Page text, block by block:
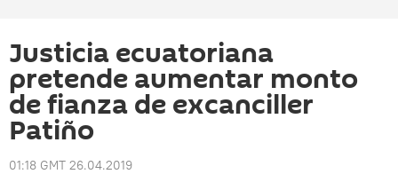
Justicia ecuatoriana
pretende aumentar monto
de fianza de excanciller
Patiño
01:18 GMT 26.04.2019